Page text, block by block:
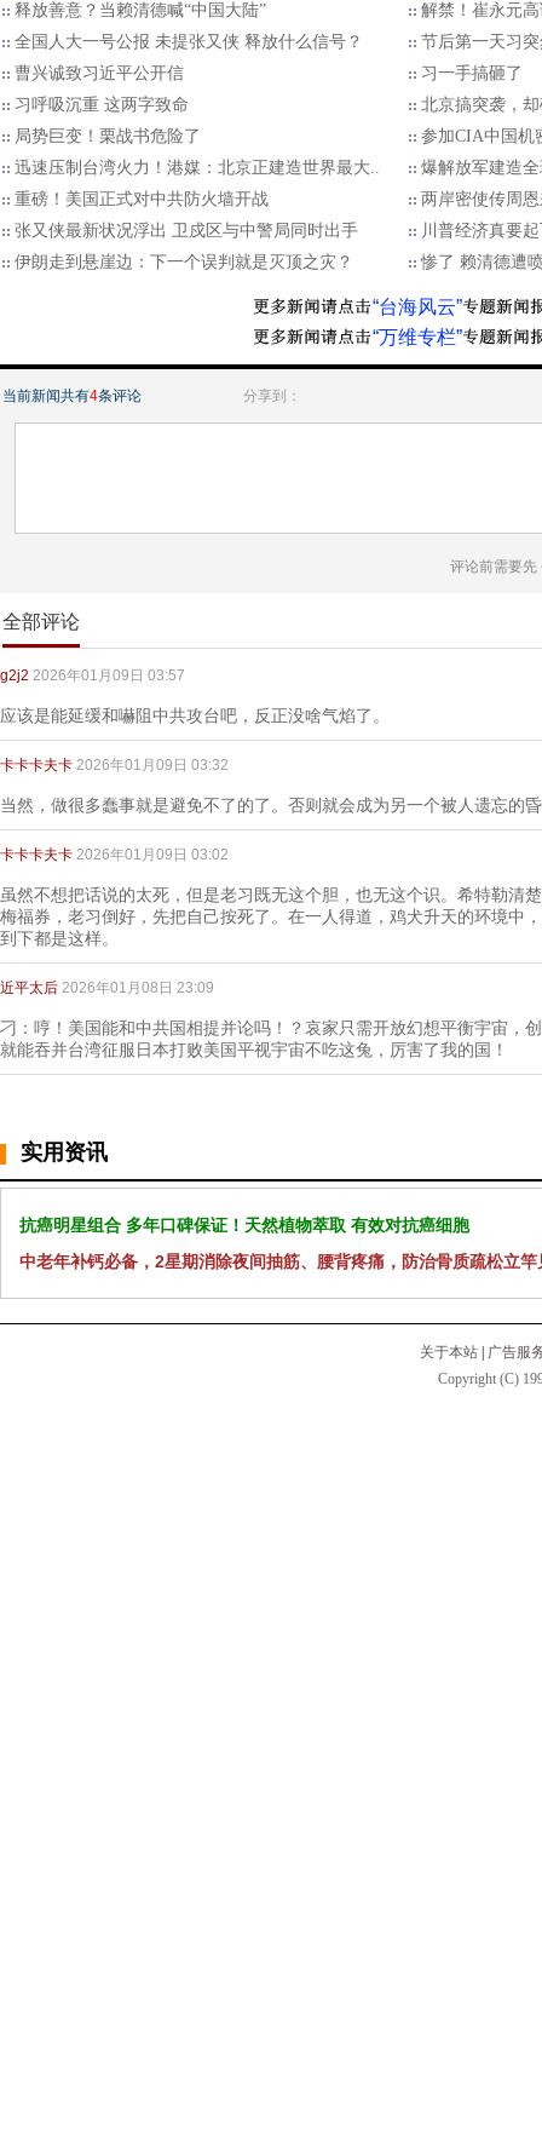
释放善意？当赖清德喊“中国大陆”
解禁！崔永元
全国人大一号公报 未提张又侠 释放什么信号？
节后第一天习
曹兴诚致习近平公开信
习一手搞砸了
习呼吸沉重 这两字致命
北京搞突袭，
局势巨变！栗战书危险了
参加CIA中国机
迅速压制台湾火力！港媒：北京正建造世界最大..
爆解放军建造
重磅！美国正式对中共防火墙开战
两岸密使传周
张又侠最新状况浮出 卫戍区与中警局同时出手
川普经济真要
伊朗走到悬崖边：下一个误判就是灭顶之灾？
惨了 赖清德遭
“台海风云”
“万维专栏”
当前新闻共有4条评论 分享到：
评论前需要先
全部评论
g2j2 2026年01月09日 03:57
应该是能延缓和嚇阻中共攻台吧，反正没啥气焰了。
卡卡卡夫卡 2026年01月09日 03:32
当然，做很多蠢事就是避免不了的了。否则就会成为另一个被人遗忘的
卡卡卡夫卡 2026年01月09日 03:02
虽然不想把话说的太死，但是老习既无这个胆，也无这个识。希特勒清
梅福券，老习倒好，先把自己按死了。在一人得道，鸡犬升天的环境中
到下都是这样。
近平太后 2026年01月08日 23:09
刁：哼！美国能和中共国相提并论吗！？哀家只需开放幻想平衡宇宙，
就能吞并台湾征服日本打败美国平视宇宙不吃这兔，厉害了我的国！
实用资讯
抗癌明星组合 多年口碑保证！天然植物萃取 有效对抗癌细胞
中老年补钙必备，2星期消除夜间抽筋、腰背疼痛，防治骨质疏松立竿
关于本站
广告服
Copyright (C)